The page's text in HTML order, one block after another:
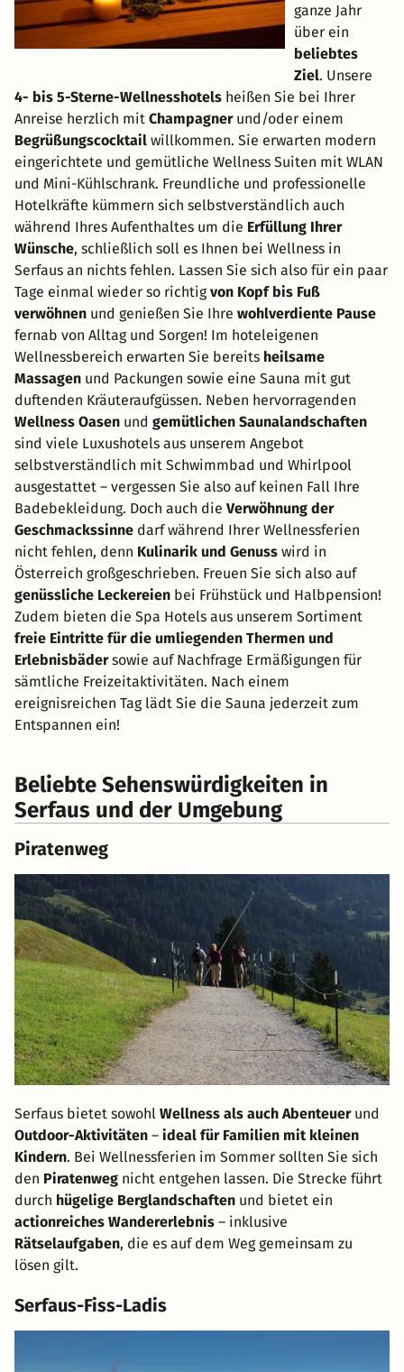
ganze Jahr
über ein
beliebtes
Ziel. Unsere
4- bis 5-Sterne-Wellnesshotels heißen Sie bei Ihrer
Anreise herzlich mit Champagnerund/oder einem
Begrüßungscocktail willkommen. Sie erwarten modern
eingerichtete und gemütliche Wellness Suiten mit WLAN
und Mini-Kühlschrank. Freundliche und professionelle
Hotelkräfte kümmern sich selbstverständlich auch
während Ihres Aufenthaltes um die Erfüllung Ihrer
Wünsche, schließlich soll es Ihnen bei Wellness in
Serfaus an nichts fehlen. Lassen Sie sich also für ein paar
Tage einmal wieder so richtigvon Kopf bis Fuß
verwöhnen und genießen Sie Ihre wohlverdiente Pause
fernab von Alltag und Sorgen! Im hoteleigenen
Wellnessbereich erwarten Sie bereits heilsame
Massagen und Packungen sowie eine Sauna mit gut
duftenden Kräuteraufgüssen. Neben hervorragenden
Wellness Oasen und gemütlichen Saunalandschaften
sind viele Luxushotels aus unserem Angebot
selbstverständlich mit Schwimmbad und Whirlpool
ausgestattet – vergessen Sie also auf keinen Fall Ihre
Badebekleidung. Doch auch die Verwöhnung der
Geschmackssinne darf während Ihrer Wellnessferien
nicht fehlen, denn Kulinarik und Genuss wird in
Österreich großgeschrieben. Freuen Sie sich also auf
genüssliche Leckereien bei Frühstück und Halbpension!
Zudem bieten die Spa Hotels aus unserem Sortiment
freie Eintritte für die umliegenden Thermen und
Erlebnisbädersowie auf Nachfrage Ermäßigungen für
sämtliche Freizeitaktivitäten. Nach einem
ereignisreichen Tag lädt Sie die Sauna jederzeit zum
Entspannen ein!
Beliebte Sehenswürdigkeiten in
Serfaus und der Umgebung
Piratenweg
Serfaus bietet sowohl Wellness als auch Abenteuerund
Outdoor-Aktivitäten – ideal für Familien mit kleinen
Kindern. Bei Wellnessferien im Sommer sollten Sie sich
den Piratenweg nicht entgehen lassen. Die Strecke führt
durch hügelige Berglandschaften und bietet ein
actionreiches Wandererlebnis – inklusive
Rätselaufgaben, die es auf dem Weg gemeinsam zu
lösen gilt.
Serfaus-Fiss-Ladis